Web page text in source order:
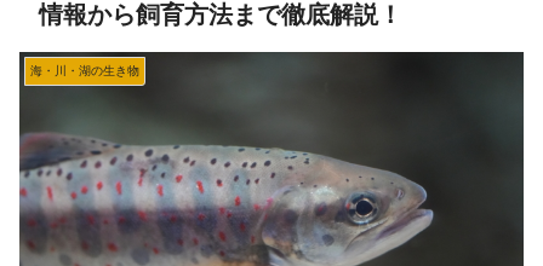
情報から飼育方法まで徹底解説！
海・川・湖の生き物